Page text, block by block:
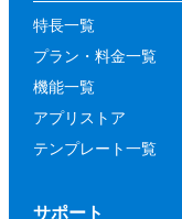
特長一覧
プラン・料金一覧
機能一覧
アプリストア
テンプレート一覧
サポート